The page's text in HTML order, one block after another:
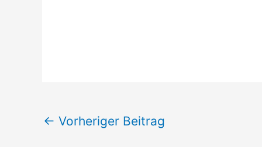
← Vorheriger Beitrag